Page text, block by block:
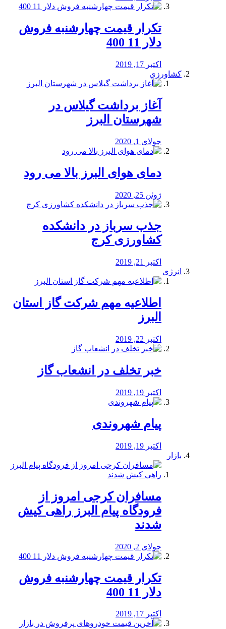
تکرار قیمت چهارشنبه فروش
دلار 11 400
اکتبر 17, 2019
کشاورزی
آغاز برداشت گیلاس در
شهرستان البرز
جولای 1, 2020
دمای هوای البرز بالا می رود
ژوئن 25, 2020
جذب سرباز در دانشکده
کشاورزی کرج
اکتبر 21, 2019
انرژی
️اطلاعیه مهم شرکت گاز استان
البرز
اکتبر 22, 2019
خبر تخلف در انشعاب گاز
اکتبر 19, 2019
پیام شهروندی
اکتبر 19, 2019
بازار
مسافران کرجی امروز از
فرودگاه پیام البرز راهی کیش
شدند
جولای 2, 2020
تکرار قیمت چهارشنبه فروش
دلار 11 400
اکتبر 17, 2019